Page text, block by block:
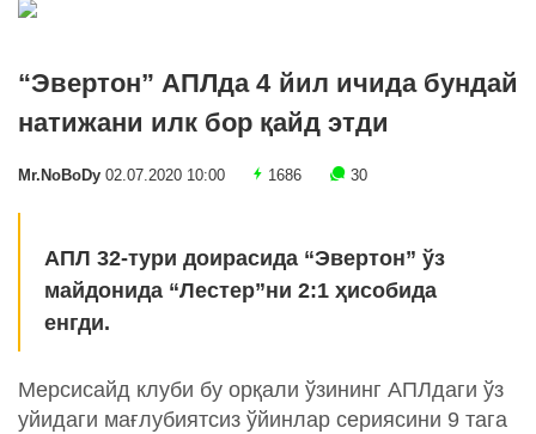
“Эвертон” АПЛда 4 йил ичида бундай
натижани илк бор қайд этди
Mr.NoBoDy 02.07.2020 10:00 1686 30
АПЛ 32-тури доирасида “Эвертон” ўз
майдонида “Лестер”ни 2:1 ҳисобида
енгди.
Мерсисайд клуби бу орқали ўзининг АПЛдаги ўз
уйидаги мағлубиятсиз ўйинлар cериясини 9 тага